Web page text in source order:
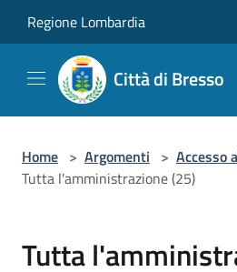
Regione Lombardia
Città di Bresso
Home > Argomenti > Accesso
Tutta l'amministrazione (25)
Tutta